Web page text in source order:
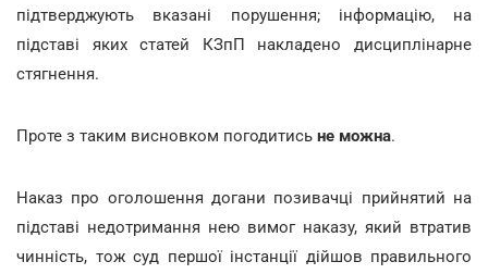
підтверджують вказані порушення; інформацію, на
підставі яких статей КЗпП накладено дисциплінарне
стягнення.
Проте з таким висновком погодитись не можна.
Наказ про оголошення догани позивачці прийнятий на
підставі недотримання нею вимог наказу, який втратив
чинність, тож суд першої інстанції дійшов правильного